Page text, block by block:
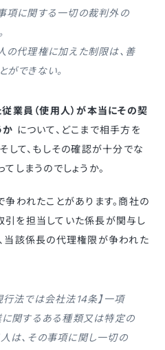
項に関する一切の裁判外の
代理権に加えた制限は、善
ができない。
業員（使用人）が本当にその契
か について、どこまで相手方を
して、もしその確認が十分でな
しまうのでしょうか。
争われたことがあります。商社の
を担当していた係長が関与し
当該係長の代理権限が争われた
行法では会社法14条】一項
に関するある種類又は特定の
は、その事項に関し一切の